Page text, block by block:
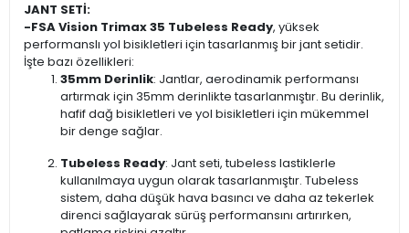
JANT SETİ:
-FSA Vision Trimax 35 Tubeless Ready, yüksek
performanslı yol bisikletleri için tasarlanmış bir jant setidir.
İşte bazı özellikleri:
35mm Derinlik: Jantlar, aerodinamik performansı
artırmak için 35mm derinlikte tasarlanmıştır. Bu derinlik,
hafif dağ bisikletleri ve yol bisikletleri için mükemmel
bir denge sağlar.
Tubeless Ready: Jant seti, tubeless lastiklerle
kullanılmaya uygun olarak tasarlanmıştır. Tubeless
sistem, daha düşük hava basıncı ve daha az tekerlek
direnci sağlayarak sürüş performansını artırırken,